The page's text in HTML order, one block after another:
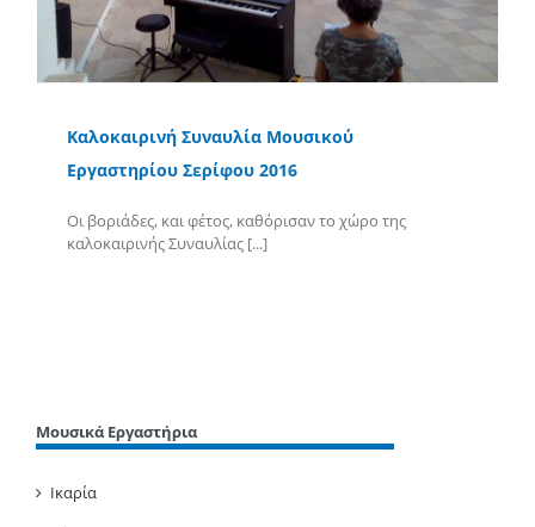
Καλοκαιρινή Συναυλία Μουσικού
Εργαστηρίου Σερίφου 2016
Οι βοριάδες, και φέτος, καθόρισαν το χώρο της
καλοκαιρινής Συναυλίας [...]
Μουσικά Εργαστήρια
Ικαρία